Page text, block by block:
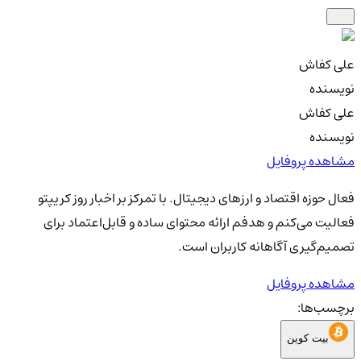
علی کفاش
نویسنده
علی کفاش
نویسنده
مشاهده پروفایل
فعال حوزه اقتصاد و ارزهای دیجیتال. با تمرکز بر اخبار روز کریپتو
فعالیت می‌کنم و هدفم ارائه محتوای ساده و قابل‌اعتماد برای
تصمیم‌گیری آگاهانه کاربران است.
مشاهده پروفایل
برچسب‌ها:
بیت کوین